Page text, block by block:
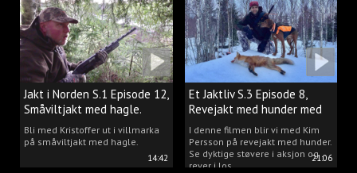
14:42
Jakt i Norden S.1 Episode 12,
Småviltjakt med hagle.
Bli med Kristoffer ut i villmarka
på småviltjakt med hagle.
21:06
Et Jaktliv S.3 Episode 8,
Revejakt med hunder med
Kim Persson.
I denne filmen blir vi med Kim
Persson på revejakt med hunder.
Se dyktige støvere i aksjon og
rever i los.